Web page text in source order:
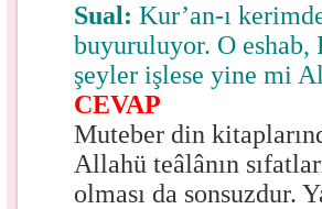
Sual: Kur’an-ı
buyuruluyor. O eshab,
şeyler işlese yine mi
CEVAP
Muteber din
Allahü teâlânın
olması da sonsuzdur.